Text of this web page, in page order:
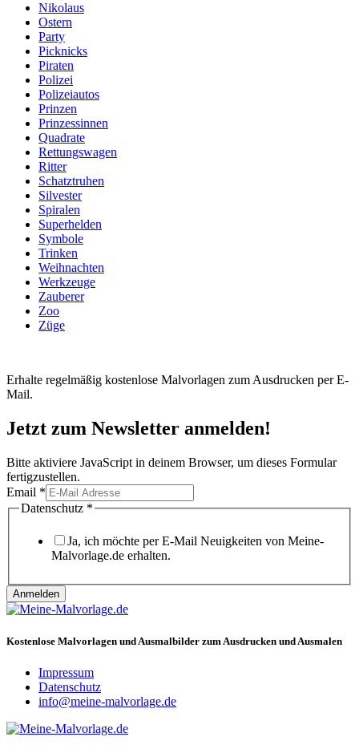
Nikolaus
Ostern
Party
Picknicks
Piraten
Polizei
Polizeiautos
Prinzen
Prinzessinnen
Quadrate
Rettungswagen
Ritter
Schatztruhen
Silvester
Spiralen
Superhelden
Symbole
Trinken
Weihnachten
Werkzeuge
Zauberer
Zoo
Züge
Erhalte regelmäßig kostenlose Malvorlagen zum Ausdrucken per E-
Mail.
Jetzt zum Newsletter anmelden!
Bitte aktiviere JavaScript in deinem Browser, um dieses Formular
fertigzustellen.
Email *
EmailDatenschutz *
Ja, ich möchte per E-Mail Neuigkeiten von Meine-
Malvorlage.de erhalten.
Anmelden
Kostenlose Malvorlagen und Ausmalbilder zum Ausdrucken und Ausmalen
Impressum
Datenschutz
info@meine-malvorlage.de